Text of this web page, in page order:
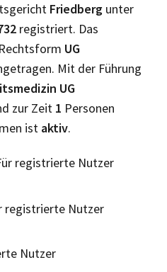
Friedberg unter
registriert. Das
UG
Mit der Führung
UG
zur Zeit 1 Personen
ist aktiv.
registrierte Nutzer
registrierte Nutzer
Nutzer